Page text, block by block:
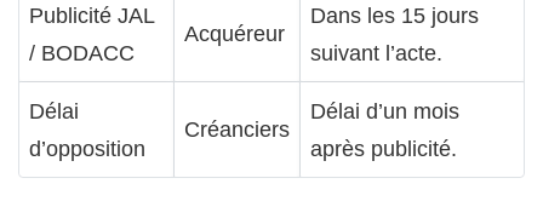
Publicité JAL
/ BODACC
Acquéreur
Dans les 15 jours
suivant l’acte.
Délai
d’opposition
Créanciers
Délai d’un mois
après publicité.